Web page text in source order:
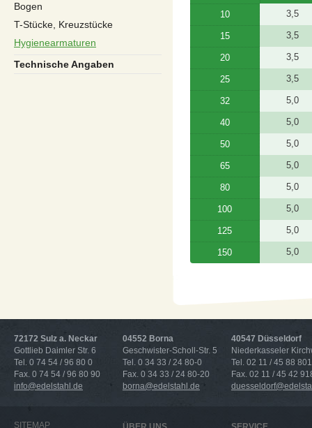
Bogen
T-Stücke, Kreuzstücke
Hygienearmaturen
Technische Angaben
10 3,5
15 3,5
20 3,5
25 3,5
32 5,0
40 5,0
50 5,0
65 5,0
80 5,0
100 5,0
125 5,0
150 5,0
72172 Sulz a. Neckar
Gottlieb Daimler Str. 6
Tel. 0 74 54 / 96 80 0
Fax. 0 74 54 / 96 80 90
info@edelstahl.de
04552 Borna
Geschwister-Scholl-Str. 5
Tel. 0 34 33 / 24 80-0
Fax. 0 34 33 / 24 80-20
borna@edelstahl.de
40547 Düsseldorf
Niederkasseler
Tel. 02 11 / 45 88 801
Fax. 02 11 / 45 42
SITEMAP